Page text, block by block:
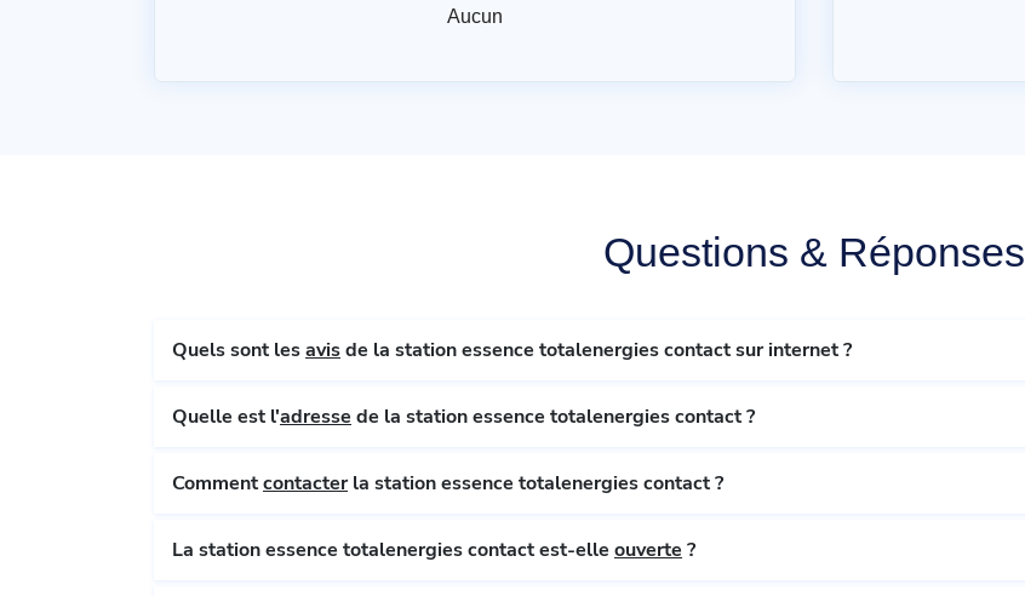
Aucun
Questions & Réponses
Quels sont lesavisde la station essence totalenergies contact sur internet ?
Quelle est l'adresse de la station essence totalenergies contact ?
Commentcontacterla station essence totalenergies contact ?
La station essence totalenergies contact est-elle ouverte ?